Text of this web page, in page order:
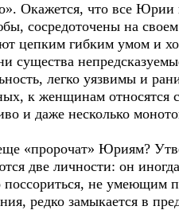
Окажется, что все
сосредоточены на
цепким гибким умом и
существа
легко уязвимы и
к женщинам относятся
и даже несколько
«пророчат» Юриям?
две личности: он
поссориться, не умеющим
редко замыкается в